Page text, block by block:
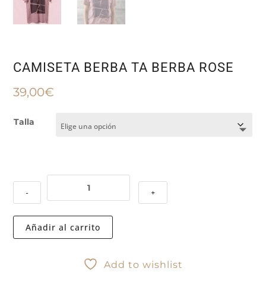
CAMISETA BERBA TA BERBA ROSE
39,00€
Talla
- +
Añadir al carrito
Add to wishlist